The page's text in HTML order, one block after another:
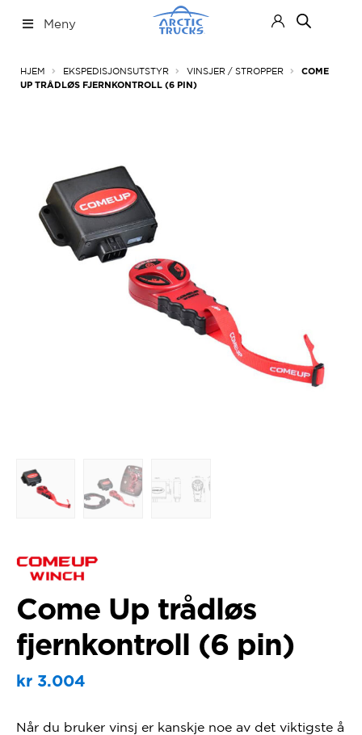
til
til
Meny
ut
HJEM EKSPEDISJONSUTSTYR VINSJER / STROPPER
COME
UP TRÅDLØS FJERNKONTROLL (6 PIN)
Come Up trådløs
fjernkontroll (6 pin)
kr3.004
Når du bruker vinsj er kanskje noe av det viktigste å